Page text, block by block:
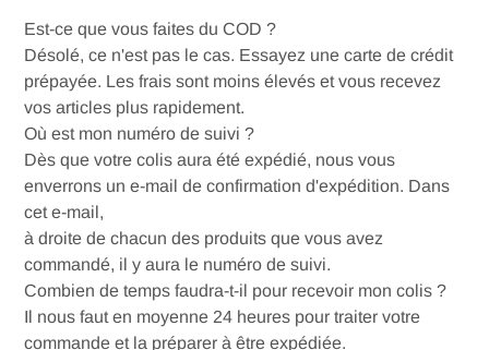
Est-ce que vous faites du COD ?
Désolé, ce n'est pas le cas. Essayez une carte de crédit
prépayée. Les frais sont moins élevés et vous recevez
vos articles plus rapidement.
Où est mon numéro de suivi ?
Dès que votre colis aura été expédié, nous vous
enverrons un e-mail de confirmation d'expédition. Dans
cet e-mail,
à droite de chacun des produits que vous avez
commandé, il y aura le numéro de suivi.
Combien de temps faudra-t-il pour recevoir mon colis ?
Il nous faut en moyenne 24 heures pour traiter votre
commande et la préparer à être expédiée.